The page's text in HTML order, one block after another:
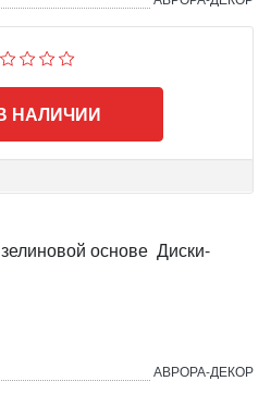
НАЛИЧИИ
основе Диски-
АВРОРА-ДЕКОР